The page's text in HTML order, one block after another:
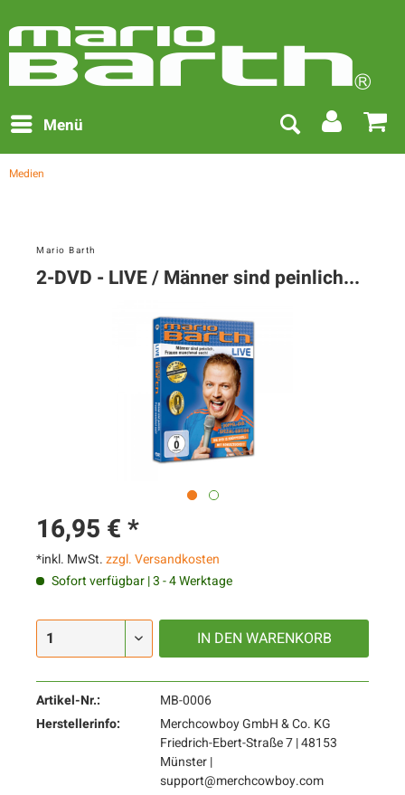
Menü
Medien
Mario Barth
2-DVD - LIVE / Männer sind peinlich...
16,95 € *
*inkl. MwSt.zzgl. Versandkosten
Sofort verfügbar | 3 - 4 Werktage
IN DEN WARENKORB
Artikel-Nr.:
MB-0006
Herstellerinfo:
Merchcowboy GmbH & Co. KG
Friedrich-Ebert-Straße 7 | 48153
Münster |
support@merchcowboy.com